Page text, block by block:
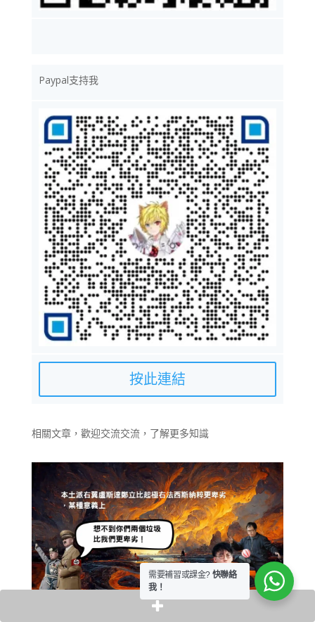
Paypal支持我
按此連結
相關文章，歡迎交流交流，了解更多知識
需要補習或課金? 快聯絡
我！